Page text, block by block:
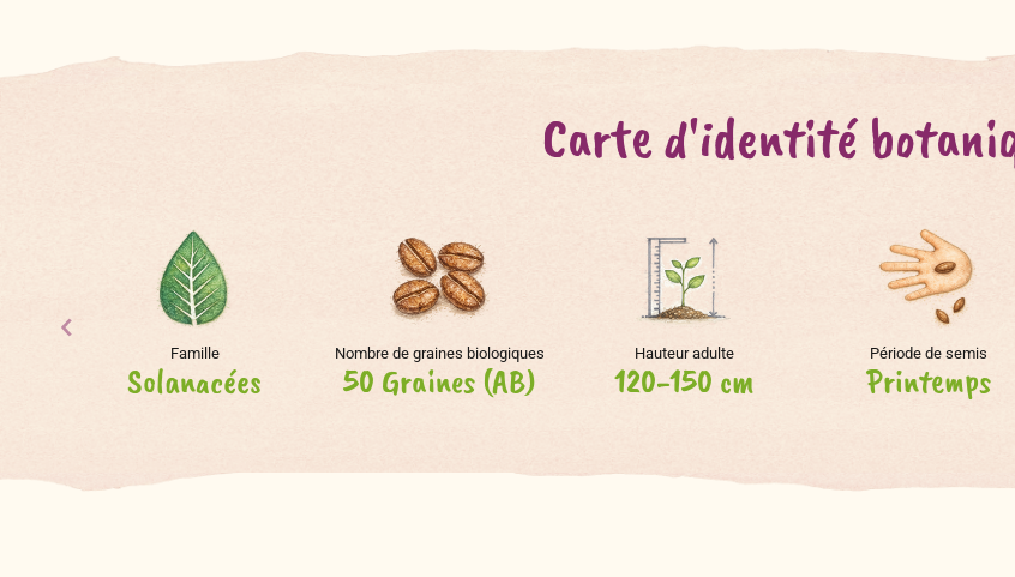
Carte d'identité
Famille
Solanacées
Nombre de graines biologiques
50 Graines (AB)
Hauteur adulte
120-150 cm
Période de semis
Printemps